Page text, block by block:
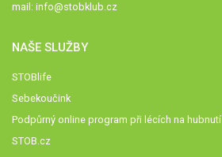
mail: info@stobklub.cz
NAŠE SLUŽBY
STOBlife
Sebekoučink
Podpůrný online program při lécích na hubnutí
STOB.cz